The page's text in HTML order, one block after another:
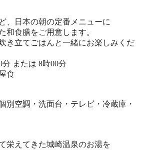
、日本の朝の定番メニューに
和食膳をご用意します。
き立てごはんと一緒にお楽しみくだ
分 または 8時00分
食
別空調・洗面台・テレビ・冷蔵庫・
栄えてきた城崎温泉のお湯を